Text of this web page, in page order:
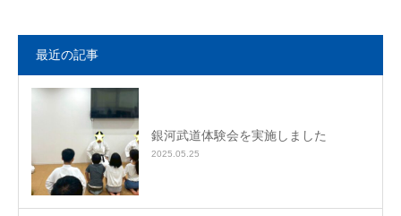
最近の記事
銀河武道体験会を実施しました
2025.05.25